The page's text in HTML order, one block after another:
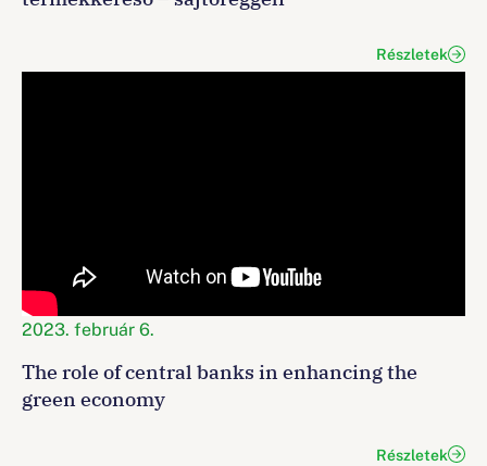
Részletek
2023. február 6.
The role of central banks in enhancing the
green economy
Részletek